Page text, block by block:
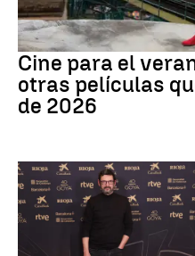
Cine
Cine para el
otras películas
de 2026
Actor